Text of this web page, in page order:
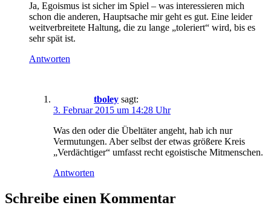
Ja, Egoismus ist sicher im Spiel – was interessieren mich
schon die anderen, Hauptsache mir geht es gut. Eine leider
weitverbreitete Haltung, die zu lange „toleriert“ wird, bis es
sehr spät ist.
Antworten
tboley sagt:
3. Februar 2015 um 14:28 Uhr
Was den oder die Übeltäter angeht, hab ich nur
Vermutungen. Aber selbst der etwas größere Kreis
„Verdächtiger“ umfasst recht egoistische Mitmenschen.
Antworten
Schreibe einen Kommentar